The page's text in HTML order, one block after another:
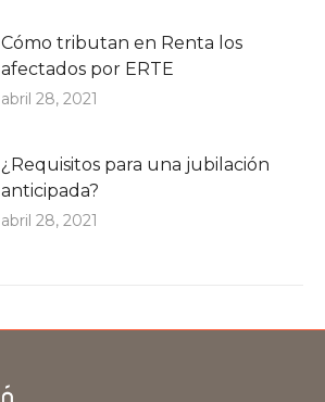
Cómo tributan en Renta los
afectados por ERTE
abril 28, 2021
¿Requisitos para una jubilación
anticipada?
abril 28, 2021